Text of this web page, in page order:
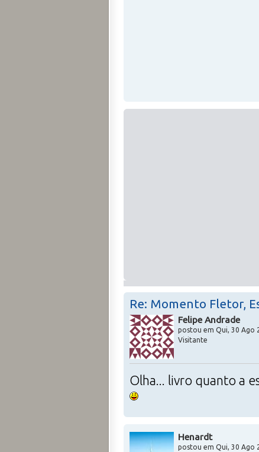
Re: Momento Fletor,
Felipe Andrade
postou em Qui, 30 Ago
Visitante
Olha... livro quanto a
Henardt
postou em Qui, 30 Ago